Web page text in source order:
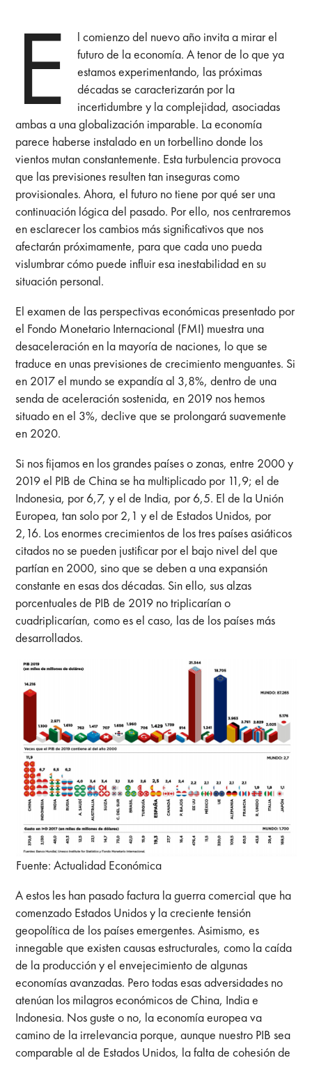
E
l comienzo del nuevo año invita a mirar el
futuro de la economía. A tenor de lo que ya
estamos experimentando, las próximas
décadas se caracterizarán por la
incertidumbre y la complejidad, asociadas
ambas a una globalización imparable. La economía
parece haberse instalado en un torbellino donde los
vientos mutan constantemente. Esta turbulencia provoca
que las previsiones resulten tan inseguras como
provisionales. Ahora, el futuro no tiene por qué ser una
continuación lógica del pasado. Por ello, nos centraremos
en esclarecer los cambios más significativos que nos
afectarán próximamente, para que cada uno pueda
vislumbrar cómo puede influir esa inestabilidad en su
situación personal.
El examen de las perspectivas económicas presentado por
el Fondo Monetario Internacional (FMI) muestra una
desaceleración en la mayoría de naciones, lo que se
traduce en unas previsiones de crecimiento menguantes. Si
en 2017 el mundo se expandía al 3,8%, dentro de una
senda de aceleración sostenida, en 2019 nos hemos
situado en el 3%, declive que se prolongará suavemente
en 2020.
Si nos fijamos en los grandes países o zonas, entre 2000 y
2019 el PIB de China se ha multiplicado por 11,9; el de
Indonesia, por 6,7, y el de India, por 6,5. El de la Unión
Europea, tan solo por 2,1 y el de Estados Unidos, por
2,16. Los enormes crecimientos de los tres países asiáticos
citados no se pueden justificar por el bajo nivel del que
partían en 2000, sino que se deben a una expansión
constante en esas dos décadas. Sin ello, sus alzas
porcentuales de PIB de 2019 no triplicarían o
cuadriplicarían, como es el caso, las de los países más
desarrollados.
Fuente: Actualidad Económica
A estos les han pasado factura la guerra comercial que ha
comenzado Estados Unidos y la creciente tensión
geopolítica de los países emergentes. Asimismo, es
innegable que existen causas estructurales, como la caída
de la producción y el envejecimiento de algunas
economías avanzadas. Pero todas esas adversidades no
atenúan los milagros económicos de China, India e
Indonesia. Nos guste o no, la economía europea va
camino de la irrelevancia porque, aunque nuestro PIB sea
comparable al de Estados Unidos, la falta de cohesión de